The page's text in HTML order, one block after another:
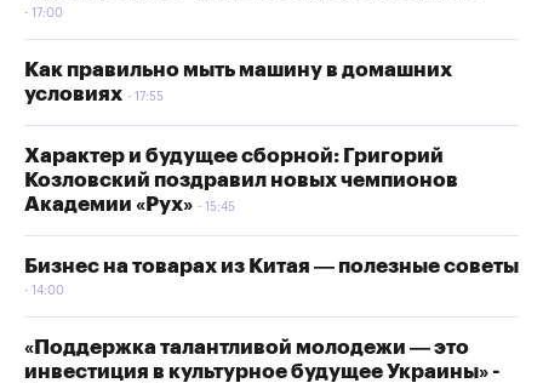
17:00
Как правильно мыть машину в домашних
условиях
17:55
Характер и будущее сборной: Григорий
Козловский поздравил новых чемпионов
Академии «Рух»
15:45
Бизнес на товарах из Китая — полезные советы
14:00
«Поддержка талантливой молодежи — это
инвестиция в культурное будущее Украины» -